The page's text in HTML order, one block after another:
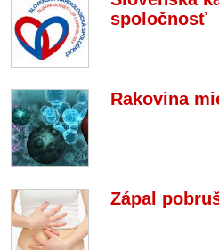
spoločnosť
Rakovina
Zápal